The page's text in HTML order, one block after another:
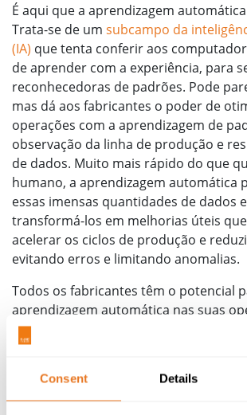
Consent Details
É aqui que a aprendizagem
Trata-se de um subcampo da
(IA) que tenta conferir aos
de aprender com a experiência, para
reconhecedoras de padrões. Pode
mas dá aos fabricantes o poder de
operações com a aprendizagem de
observação da linha de produção e
de dados. Muito mais rápido do que
humano, a aprendizagem automática
essas imensas quantidades de dados
transformá-los em melhorias úteis
acelerar os ciclos de produção e
evitando erros e limitando anomalias.
Todos os fabricantes têm o potencial
aprendizagem automática nas suas
permitindo-lhes obter informações
produção e, assim, tornarem-se mais
otimização, isso é muito importante. O
rendimentosda produção